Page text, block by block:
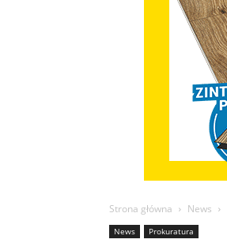
Strona główna News
News Prokuratura